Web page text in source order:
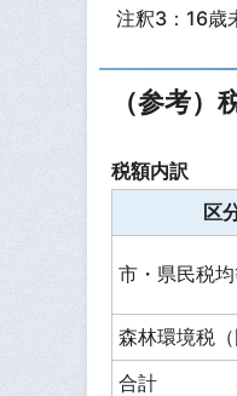
注釈3：16歳
（参考）
税額内訳
区
市・県民税
森林環境税（
合計